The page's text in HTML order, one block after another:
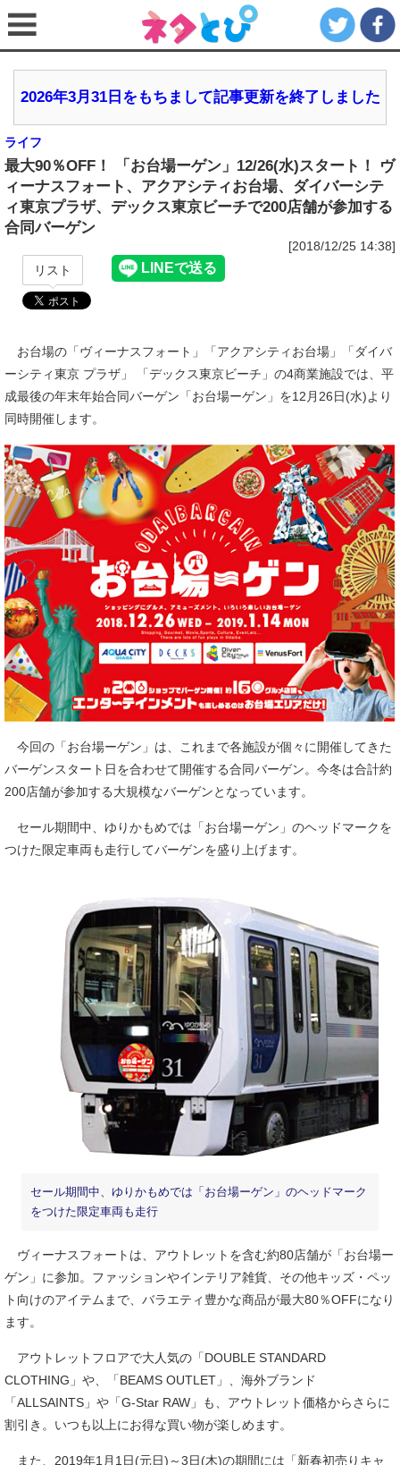
2026年3月31日をもちまして記事更新を終了しました
ライフ
最大90％OFF！ 「お台場ーゲン」12/26(水)スタート！ ヴ
ィーナスフォート、アクアシティお台場、ダイバーシテ
ィ東京プラザ、デックス東京ビーチで200店舗が参加する
合同バーゲン
[2018/12/25 14:38]
リスト
お台場の「ヴィーナスフォート」「アクアシティお台場」「ダイバ
ーシティ東京 プラザ」 「デックス東京ビーチ」の4商業施設では、平
成最後の年末年始合同バーゲン「お台場ーゲン」を12月26日(水)より
同時開催します。
今回の「お台場ーゲン」は、これまで各施設が個々に開催してきた
バーゲンスタート日を合わせて開催する合同バーゲン。今冬は合計約
200店舗が参加する大規模なバーゲンとなっています。
セール期間中、ゆりかもめでは「お台場ーゲン」のヘッドマークを
つけた限定車両も走行してバーゲンを盛り上げます。
セール期間中、ゆりかもめでは「お台場ーゲン」のヘッドマーク
をつけた限定車両も走行
ヴィーナスフォートは、アウトレットを含む約80店舗が「お台場ー
ゲン」に参加。ファッションやインテリア雑貨、その他キッズ・ペッ
ト向けのアイテムまで、バラエティ豊かな商品が最大80％OFFになり
ます。
アウトレットフロアで大人気の「DOUBLE STANDARD
CLOTHING」や、「BEAMS OUTLET」、海外ブランド
「ALLSAINTS」や「G-Star RAW」も、アウトレット価格からさらに
割引き。いつも以上にお得な買い物が楽しめます。
また、2019年1月1日(元日)～3日(木)の期間には「新春初売りキャ